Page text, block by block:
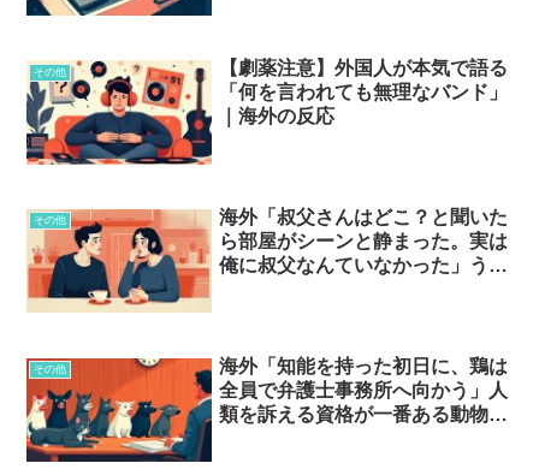
その他
【劇薬注意】外国人が本気で語る
「何を言われても無理なバンド」
｜海外の反応
その他
海外「叔父さんはどこ？と聞いた
ら部屋がシーンと静まった。実は
俺に叔父なんていなかった」うっ
その他
海外「知能を持った初日に、鶏は
全員で弁護士事務所へ向かう」人
類を訴える資格が一番ある動物と